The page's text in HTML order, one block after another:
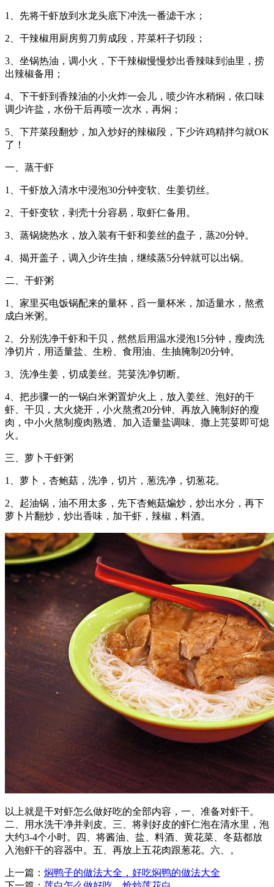
1、先将干虾放到水龙头底下冲洗一番滤干水；
2、干辣椒用厨房剪刀剪成段，芹菜杆子切段；
3、坐锅热油，调小火，下干辣椒慢慢炒出香辣味到油里，捞
出辣椒备用；
4、下干虾到香辣油的小火炸一会儿，喷少许水稍焖，依口味
调少许盐，水份干后再喷一次水，再焖；
5、下芹菜段翻炒，加入炒好的辣椒段，下少许鸡精拌匀就OK
了！
一、蒸干虾
1、干虾放入清水中浸泡30分钟变软、生姜切丝。
2、干虾变软，剥壳十分容易，取虾仁备用。
3、蒸锅烧热水，放入装有干虾和姜丝的盘子，蒸20分钟。
4、揭开盖子，调入少许生抽，继续蒸5分钟就可以出锅。
二、干虾粥
1、家里买电饭锅配来的量杯，舀一量杯米，加适量水，熬煮
成白米粥。
2、分别洗净干虾和干贝，然然后用温水浸泡15分钟，瘦肉洗
净切片，用适量盐、生粉、食用油、生抽腌制20分钟。
3、洗净生姜，切成姜丝。芫荽洗净切断。
4、把步骤一的一锅白米粥置炉火上，放入姜丝、泡好的干
虾、干贝，大火烧开，小火熬煮20分钟、再放入腌制好的瘦
肉，中小火熬制瘦肉熟透、加入适量盐调味、撒上芫荽即可熄
火。
三、萝卜干虾粥
1、萝卜，杏鲍菇，洗净，切片，葱洗净，切葱花。
2、起油锅，油不用太多，先下杏鲍菇煸炒，炒出水分，再下
萝卜片翻炒，炒出香味，加干虾，辣椒，料酒。
以上就是干对虾怎么做好吃的全部内容，一、准备对虾干。
二、用水洗干净并剥皮。三、将剥好皮的虾仁泡在清水里，泡
大约3-4个小时。四、将酱油、盐、料酒、黄花菜、冬菇都放
入泡虾干的容器中。五、再放上五花肉跟葱花。六、。
上一篇： 焖鸭子的做法大全，好吃焖鸭的做法大全